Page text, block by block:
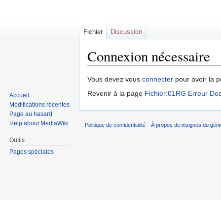
Connexion nécessaire
Sauter
à
navigation
Sauter
à
recherche
Vous devez vous connecter pour avoir la
Revenir à la page Fichier:01RG Erreur
Fichier Discussion
Accueil
Modifications récentes
Page au hasard
Help about MediaWiki
Outils
Pages spéciales
Politique de confidentialité À propos de insignes du